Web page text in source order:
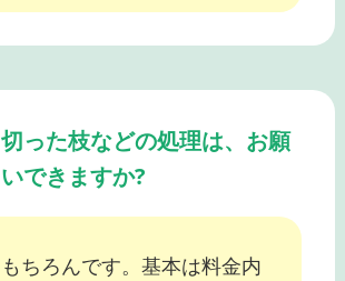
切った枝などの処理は、お願
いできますか?
もちろんです。基本は料金内